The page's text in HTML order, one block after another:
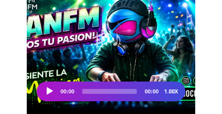
Don't miss
out!
Sing up for our newsletter
to stay in the loop.